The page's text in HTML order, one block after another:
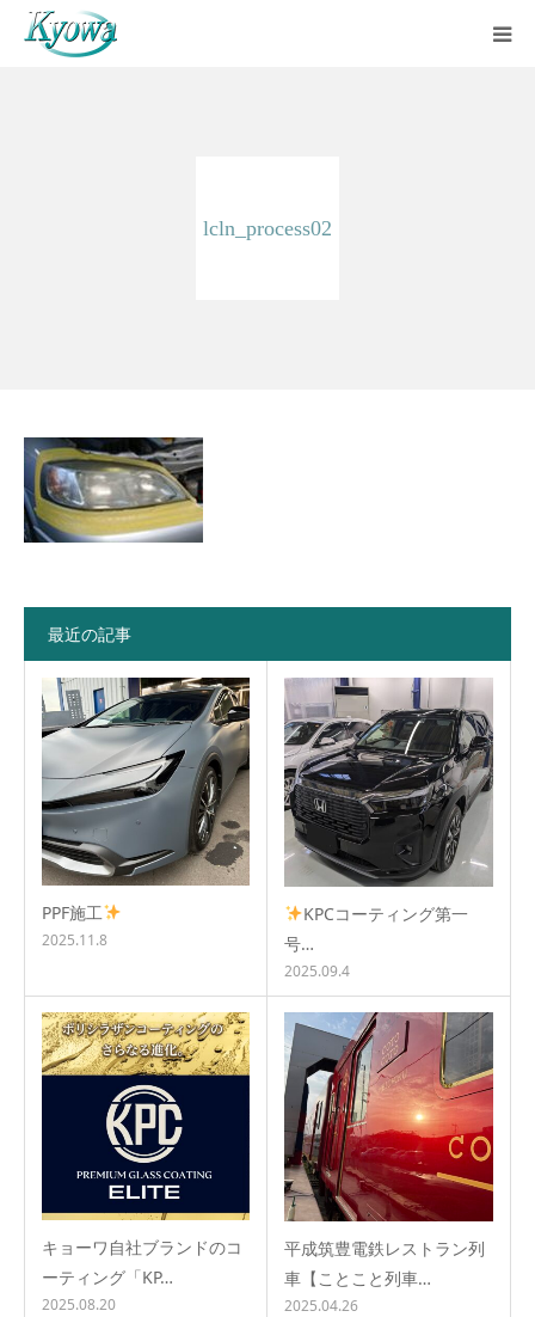
lcln_process02
最近の記事
PPF施工
2025.11.8
KPCコーティング第一
号…
2025.09.4
キョーワ自社ブランドのコ
ーティング「KP…
2025.08.20
平成筑豊電鉄レストラン列
車【ことこと列車…
2025.04.26
バーチャルツアー
Instagram